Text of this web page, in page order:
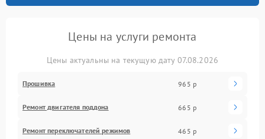
Цены на услуги ремонта
Цены актуальны на текущую дату 07.08.2026
Прошивка 965 р
Ремонт двигателя поддона 665 р
Ремонт переключателей режимов 465 р